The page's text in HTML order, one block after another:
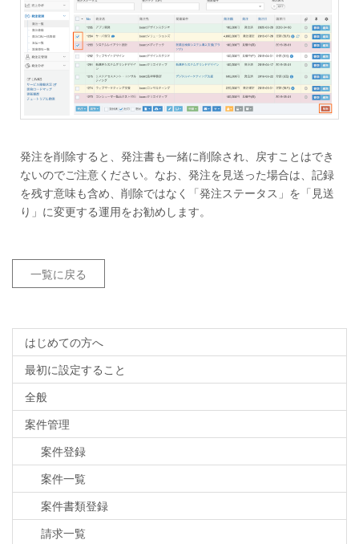
発注を削除すると、発注書も一緒に削除され、戻すことはでき
ないのでご注意ください。なお、発注を見送った場合は、記録
を残す意味も含め、削除ではなく「発注ステータス」を「見送
り」に変更する運用をお勧めします。
一覧に戻る
はじめての方へ
最初に設定すること
全般
案件管理
案件登録
案件一覧
案件書類登録
請求一覧